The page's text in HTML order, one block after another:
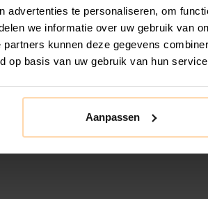
advertenties te personaliseren, om
we informatie over uw gebruik van
kunnen deze gegevens
op basis van uw gebruik van hun
Aanpassen